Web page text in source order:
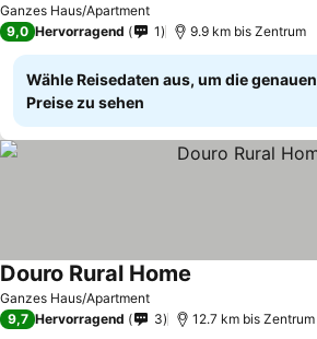
Ganzes Haus/Apartment
9,0 Hervorragend 1 9.9 km bis Zentrum
Wähle Reisedaten aus, um die genauen
Preise zu sehen
Ganzes Haus/Apartment
Douro Rural Home
9,7 Hervorragend 3 12.7 km bis Zentrum